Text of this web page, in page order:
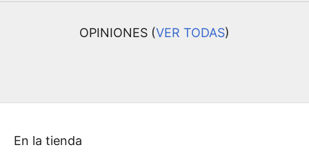
OPINIONES (VER TODAS)
En la tienda